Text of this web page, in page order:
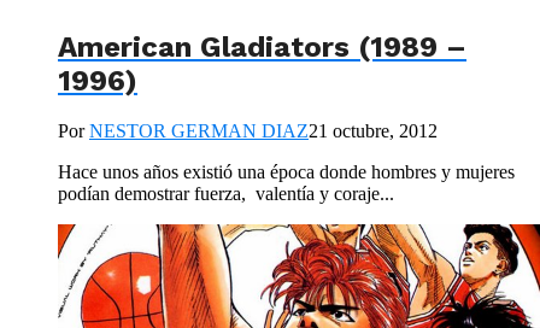
American Gladiators (1989 –
1996)
PorNESTOR GERMAN DIAZ21 octubre, 2012
Hace unos años existió una época donde hombres y mujeres
podían demostrar fuerza, valentía y coraje...